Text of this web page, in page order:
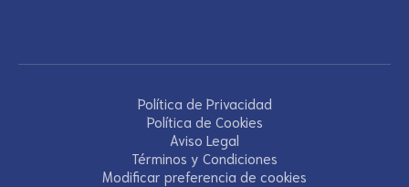
Política de Privacidad
Política de Cookies
Aviso Legal
Términos y Condiciones
Modificar preferencia de cookies